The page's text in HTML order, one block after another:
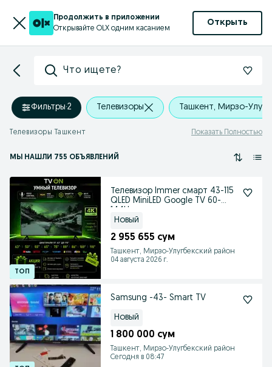
Продолжить в приложении
Открывайте OLX одним касанием
Открыть
Что ищете?
Фильтры·2 Телевизоры Ташкент, Мирзо-
Телевизоры Ташкент Показать Полностью
МЫ НАШЛИ 755 ОБЪЯВЛЕНИЙ
Телевизор Immer смарт 43-115
QLED MiniLED Google TV 60-
Новый
2 955 655 сум
Ташкент, Мирзо-Улугбекский район
04 августа 2026 г.
Samsung -43- Smart TV
Новый
1 800 000 сум
Ташкент, Мирзо-Улугбекский район
Сегодня в 08:47